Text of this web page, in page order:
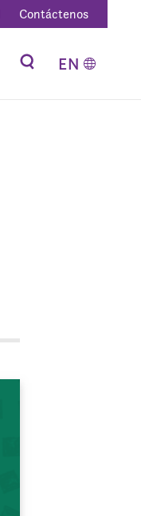
Contáctenos
EN